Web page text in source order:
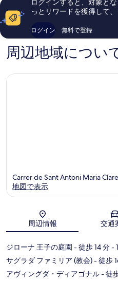
口
コ
ミ
766
件
件
口
コ
っとリワードを獲得して
ログイン 無料で登録
周辺地域につい
Carrer de Sant Antoni Maria
地図で表示
周辺情報 交通
ジローナ 王子の庭園 - 徒歩 14 分-
サグラダ ファミリア (教会)- 徒歩
アヴィングダ・ディアゴナル- 徒